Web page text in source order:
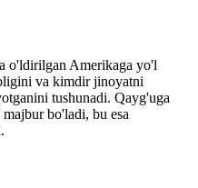
o'ldirilgan Amerikaga yo'l
va kimdir jinoyatni
tushunadi. Qayg'uga
bo'ladi, bu esa